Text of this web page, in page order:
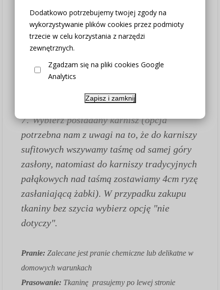
Dodatkowo potrzebujemy twojej zgody na
wykorzystywanie plików cookies przez podmioty
trzecie w celu korzystania z narzędzi
zewnętrznych.
Zgadzam się na pliki cookies Google
Analytics
Zapisz i zamknij
przypadku zakupu samej tkaniny bez szycia
wybierz opcję "nie dotyczy")
5. Wybierz kolor
6. Wybierz wiązanie jesli potrzebujesz
(wiązanie to szarfa z tkaniny o
wiązać kokardy itp.)
7.Wybierz posiadany karnisz (opcja
potrzebna nam z uwagi na to, że do karniszy
sufitowych wszywamy taśmę od samej góry
zasłony, natomiast do karniszy tradycyjnych
pałąkowych nad taśmą zostawiamy 4cm ryzę
zasłaniającą żabki). W przypadku zakupu
tkaniny bez szycia wybierz opcję "nie
dotyczy".
Pranie: Zalecane jest pranie chemiczne lub delikatne w
domowych warunkach
Prasowanie: Tkaninę prasujemy po lewej stronie